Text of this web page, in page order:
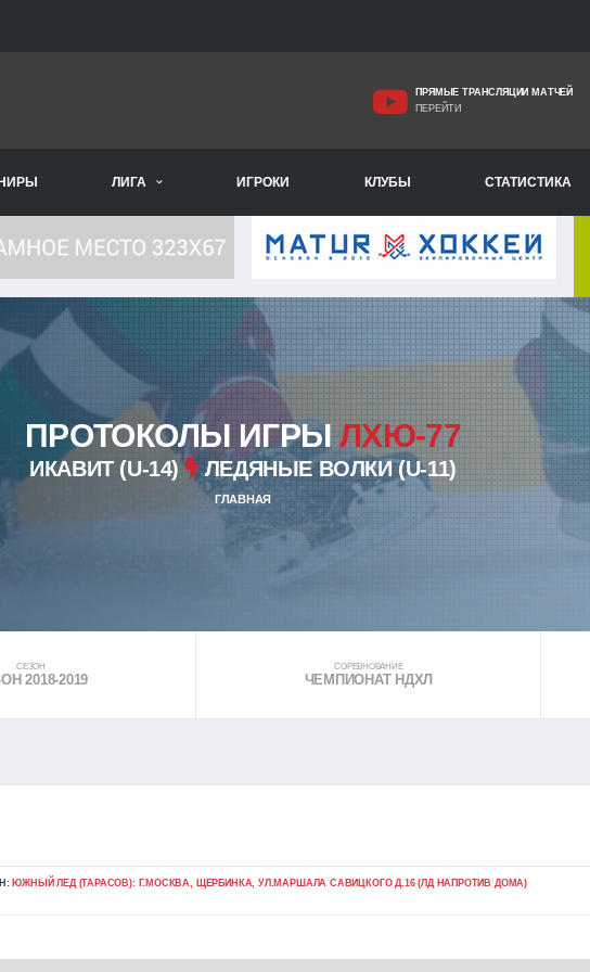
ПРЯМЫЕ ТРАНСЛЯЦИИ МАТЧЕЙ
ПЕРЕЙТИ
ЛИГА ИГРОКИ КЛУБЫ СТАТИСТИКА
ПРОТОКОЛЫ ИГРЫЛХЮ-77
ИКАВИТ (U-14) ЛЕДЯНЫЕ ВОЛКИ (U-11)
ГЛАВНАЯ
СЕЗОН
2018-2019
СОРЕВНОВАНИЕ
ЧЕМПИОНАТ НДХЛ
ЮЖНЫЙ ЛЕД (ТАРАСОВ): Г.МОСКВА, ЩЕРБИНКА, УЛ.МАРШАЛА САВИЦКОГО Д.16 (ЛД НАПРОТИВ ДОМА)